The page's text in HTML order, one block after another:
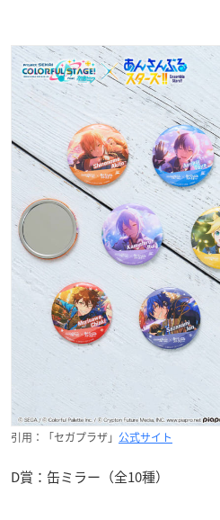
引用：「セガプラザ」 公式サイト
D賞：缶ミラー（全10種）